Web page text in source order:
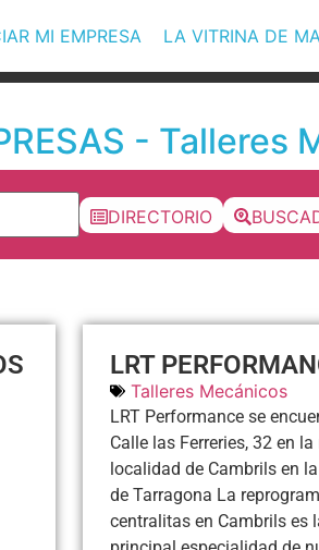
MI EMPRESA LA VITRINA DE
- Talleres
DIRECTORIO
LRT
Talleres Mecánicos
LRT Performance se
Calle las Ferreries, 32 en la
localidad de Cambrils en
de Tarragona La
centralitas en Cambrils es